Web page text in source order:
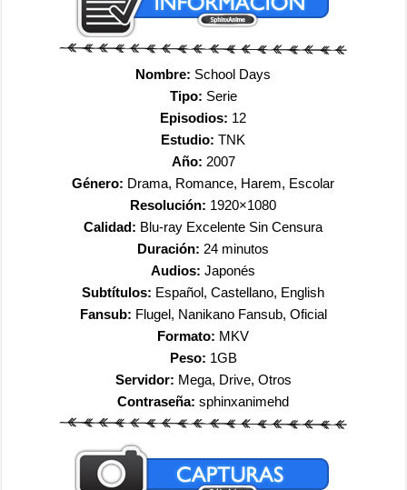
Nombre: School Days
Tipo: Serie
Episodios: 12
Estudio:TNK
Año: 2007
Género: Drama, Romance, Harem, Escolar
Resolución: 1920×1080
Calidad: Blu-ray Excelente Sin Censura
Duración: 24 minutos
Audios: Japonés
Subtítulos: Español, Castellano, English
Fansub: Flugel, Nanikano Fansub, Oficial
Formato: MKV
Peso: 1GB
Servidor: Mega, Drive, Otros
Contraseña:sphinxanimehd